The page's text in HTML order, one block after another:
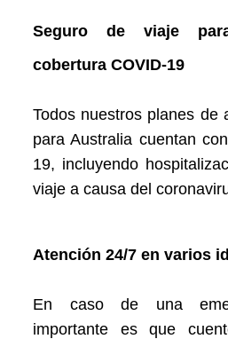
Seguro de viaje
cobertura COVID-19
Todos nuestros planes de
para Australia cuentan
19, incluyendo
viaje a causa del
Atención 24/7 en varios
En caso de una
importante es que